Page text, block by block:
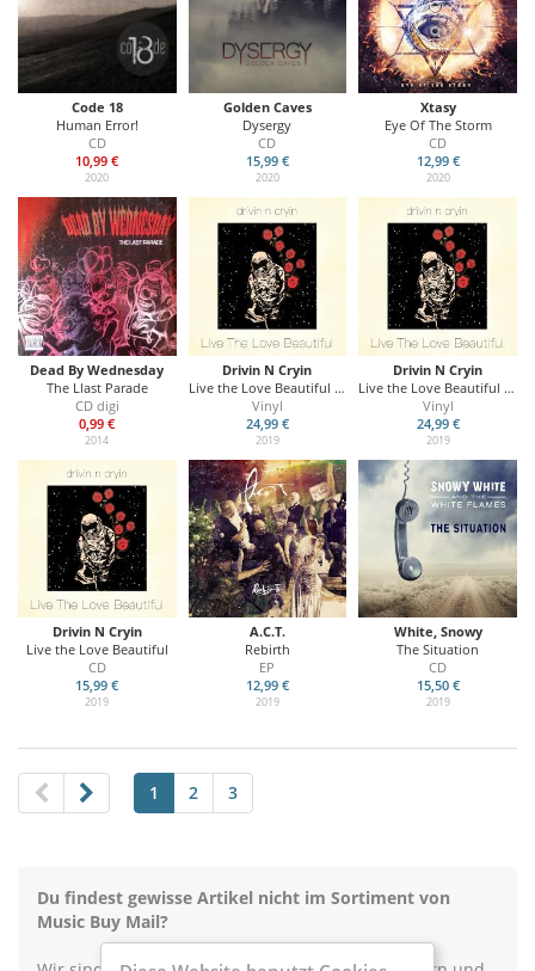
Code 18
Human Error!
CD
10,99 €
2020
Golden Caves
Dysergy
CD
15,99 €
2020
Xtasy
Eye Of The Storm
CD
12,99 €
2020
Dead By Wednesday
The Llast Parade
CD digi
0,99 €
2014
Drivin N Cryin
Live the Love Beautiful (Blue Vinyl)
Vinyl
24,99 €
2019
Drivin N Cryin
Live the Love Beautiful (Clear Vinyl)
Vinyl
24,99 €
2019
Drivin N Cryin
Live the Love Beautiful
CD
15,99 €
2019
A.C.T.
Rebirth
EP
12,99 €
2019
White, Snowy
The Situation
CD
15,50 €
2019
1 2 3
Du findest gewisse Artikel nicht im Sortiment von
Music Buy Mail?